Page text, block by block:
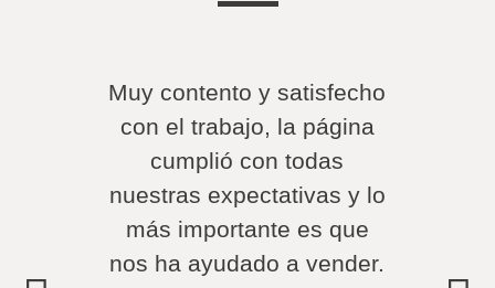
Muy contento y satisfecho
con el trabajo, la página
cumplió con todas
nuestras expectativas y lo
más importante es que
nos ha ayudado a vender.